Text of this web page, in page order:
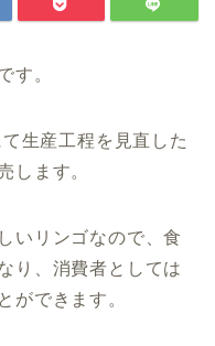
す。
生産工程を見直した
します。
いリンゴなので、食
り、消費者としては
ができます。